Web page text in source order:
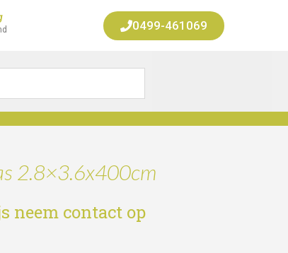
0499-461069
2.8×3.6x400cm
neem contact op